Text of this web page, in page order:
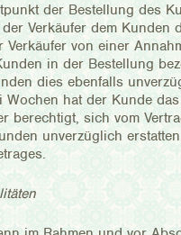
der Bestellung des
Verkäufer dem
Verkäufer von einer
in der Bestellung
dies ebenfalls
Wochen hat der Kunde
berechtigt, sich vom
unverzüglich